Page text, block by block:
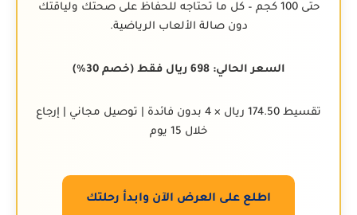
حتى 100 كجم – كل ما تحتاجه للحفاظ على صحتك ولياقتك
دون صالة الألعاب الرياضية.
السعر الحالي: 698 ريال فقط (خصم 30%)
تقسيط 174.50 ريال × 4 بدون فائدة | توصيل مجاني | إرجاع
خلال 15 يوم
اطلع على العرض الآن وابدأ رحلتك